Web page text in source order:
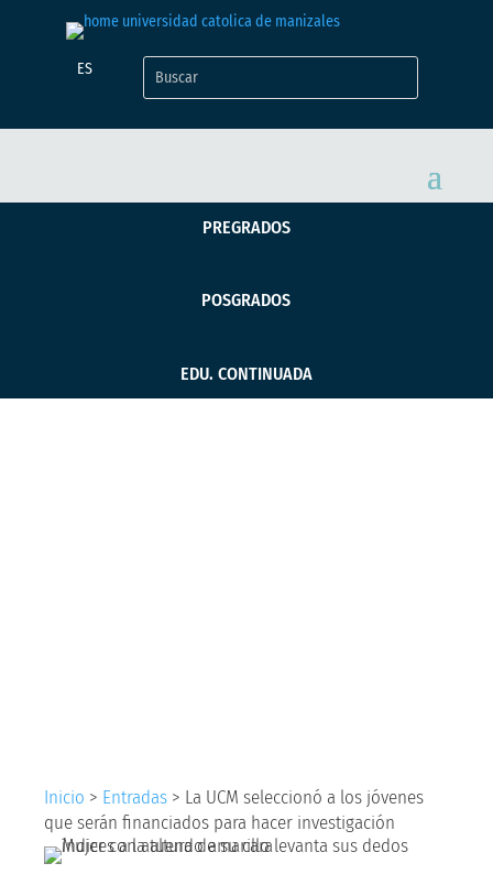
ES
PREGRADOS
POSGRADOS
EDU. CONTINUADA
Inicio > Entradas > La UCM seleccionó a los jóvenes
que serán financiados para hacer investigación